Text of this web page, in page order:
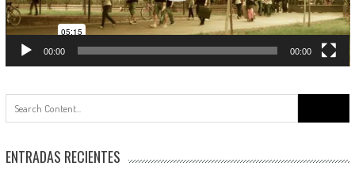
00:00 00:00
ENTRADAS RECIENTES